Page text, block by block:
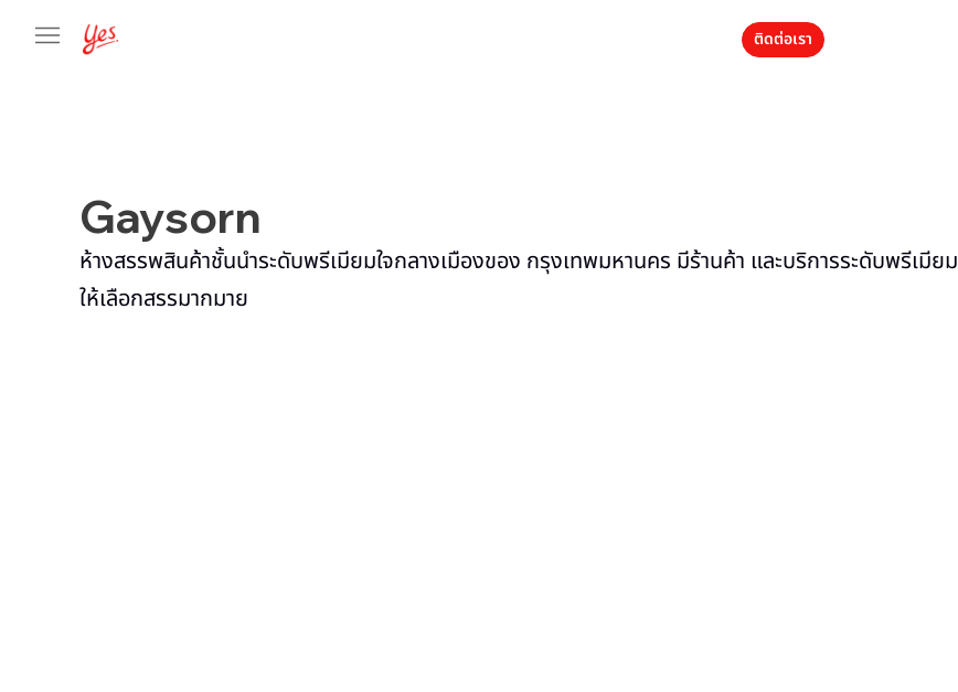
ติดต่อเรา
Gaysorn
ห้างสรรพสินค้าชั้นนำระดับพรีเมียมใจกลางเมืองของ กรุงเทพมหานคร มีร้านค้า และบริการระดับพรีเมียม
ให้เลือกสรรมากมาย